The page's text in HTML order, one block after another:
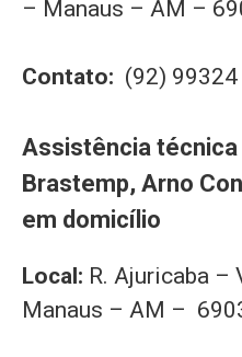
– Manaus – AM –
Contato: (92)
Assistência técnica
Brastemp, Arno
em domicílio
Local: R. Ajuricaba –
Manaus – AM –